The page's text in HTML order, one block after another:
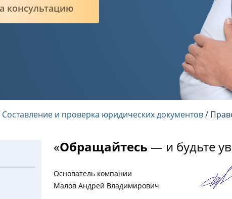
консультацию
Составление и проверка юридических документов/
«Обращайтесь — и будьте
Основатель компании
Малов Андрей Владимирович